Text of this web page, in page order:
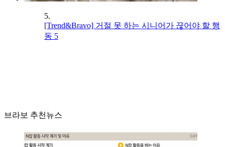
5.
[Trend&Bravo] 거절 못 하는 시니어가 끊어야 할 행
동 5
브라보 추천뉴스